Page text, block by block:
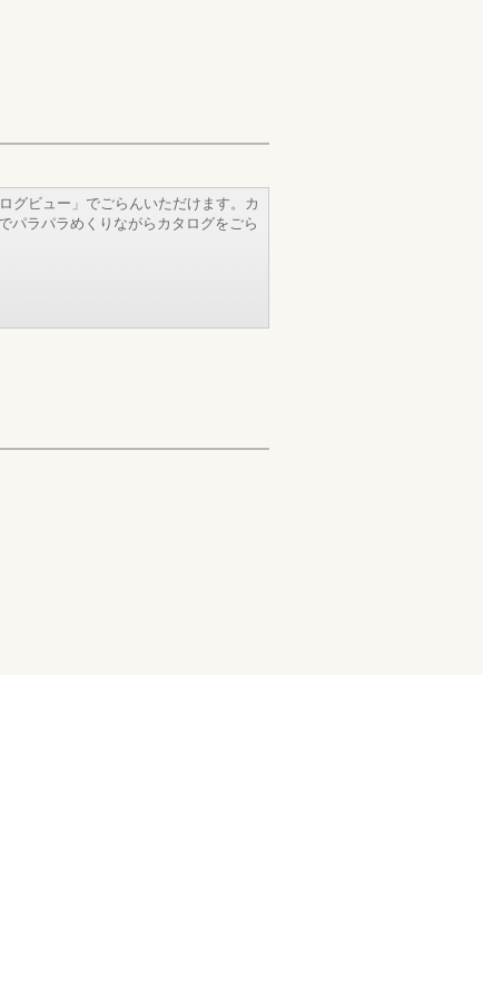
グビュー」でごらんいただけます。カ
パラパラめくりながらカタログをごら